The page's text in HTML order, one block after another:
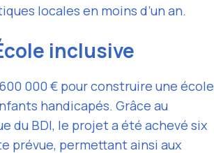
locales en moins d’un an.
inclusive
000 € pour construire une école
handicapés. Grâce au
du BDI, le projet a été achevé six
prévue, permettant ainsi aux